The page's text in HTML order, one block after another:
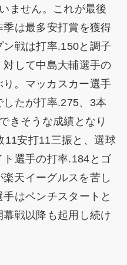
ません。これが最後
は最多安打賞を獲得
ン戦は打率.150と調子
して中島大輔選手の
。マッカスカー選手
たが打率.275、3本
きそうな成績となり
11安打11三振と、選球
選手の打率.184とゴ
天イーグルスを苦し
はベンチスタートと
戦以降も起用し続け